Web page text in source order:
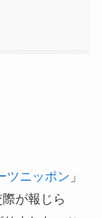
ツニッポン 」
が報じら